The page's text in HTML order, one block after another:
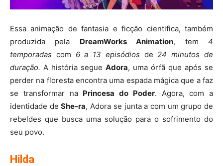
Essa animação de fantasia e ficção cientifica, também
produzida pela DreamWorks Animation, tem4
temporadas com 6 a 13 episódios de 24 minutos de
duração. A história segue Adora, uma órfã que após se
perder na floresta encontra uma espada mágica que a faz
se transformar na Princesa do Poder. Agora, com a
identidade deShe-ra, Adora se junta a com um grupo de
rebeldes que busca uma solução para o sofrimento do
seu povo.
Hilda